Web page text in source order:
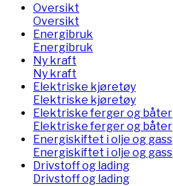
Oversikt
Oversikt
Energibruk
Energibruk
Ny kraft
Ny kraft
Elektriske kjøretøy
Elektriske kjøretøy
Elektriske ferger og båter
Elektriske ferger og båter
Energiskiftet i olje og gass
Energiskiftet i olje og gass
Drivstoff og lading
Drivstoff og lading